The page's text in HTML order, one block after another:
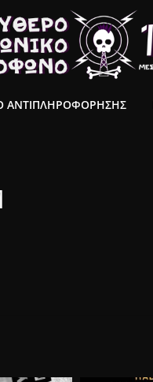
ΑΝΤΙΠΛΗΡΟΦΟΡΗΣΗΣ